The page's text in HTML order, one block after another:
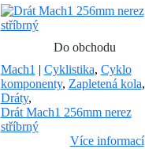
Do obchodu
Mach1 | Cyklistika, Cyklo
komponenty, Zapletená kola,
Dráty,
Drát Mach1 256mm nerez
stříbrný
Více informací